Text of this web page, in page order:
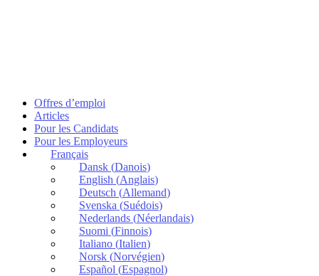
Offres d’emploi
Articles
Pour les Candidats
Pour les Employeurs
Français
Dansk(Danois)
English (Anglais)
Deutsch (Allemand)
Svenska (Suédois)
Nederlands(Néerlandais)
Suomi (Finnois)
Italiano(Italien)
Norsk(Norvégien)
Español (Espagnol)